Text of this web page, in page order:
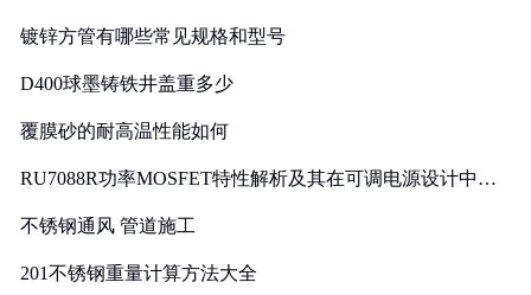
镀锌方管有哪些常见规格和型号
D400球墨铸铁井盖重多少
覆膜砂的耐高温性能如何
RU7088R功率MOSFET特性解析及其在可调电源设计中的
不锈钢通风 管道施工
201不锈钢重量计算方法大全